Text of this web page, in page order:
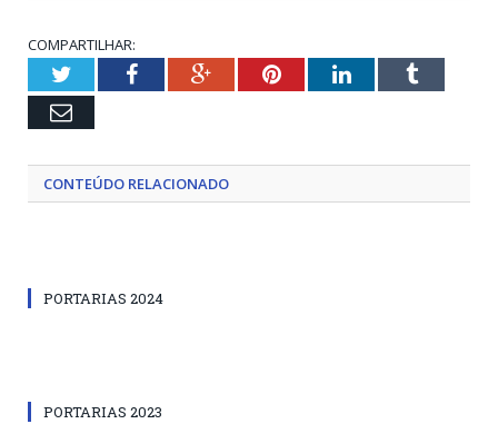
COMPARTILHAR:
TwitterFacebookGoogle+PinterestLinkedInTumblr
Email
CONTEÚDO RELACIONADO
PORTARIAS 2024
PORTARIAS 2023